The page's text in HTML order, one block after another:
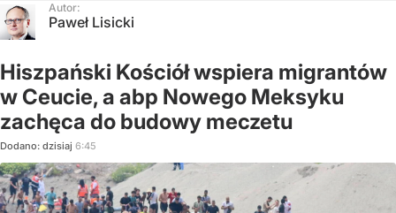
Autor:
Paweł Lisicki
Hiszpański Kościół wspiera migrantów
w Ceucie, a abp Nowego Meksyku
zachęca do budowy meczetu
Dodano: dzisiaj 6:45